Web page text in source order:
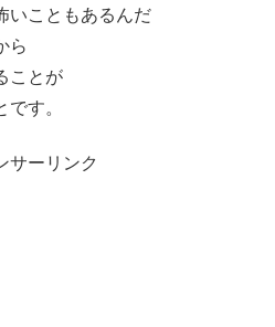
いこともあるんだ
ら
ことが
す。
サーリンク